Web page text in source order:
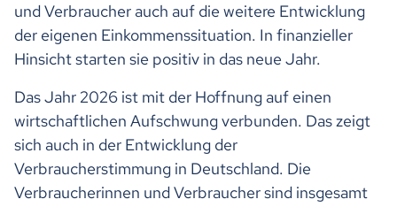
und Verbraucher auch auf die weitere Entwicklung
der eigenen Einkommenssituation. In finanzieller
Hinsicht starten sie positiv in das neue Jahr.
Das Jahr 2026 ist mit der Hoffnung auf einen
wirtschaftlichen Aufschwung verbunden. Das zeigt
sich auch in der Entwicklung der
Verbraucherstimmung in Deutschland. Die
Verbraucherinnen und Verbraucher sind insgesamt